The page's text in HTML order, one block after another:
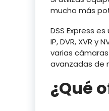
mucho más
DSS Express es
IP, DVR, XVR
varias
avanzadas de
¿Qué